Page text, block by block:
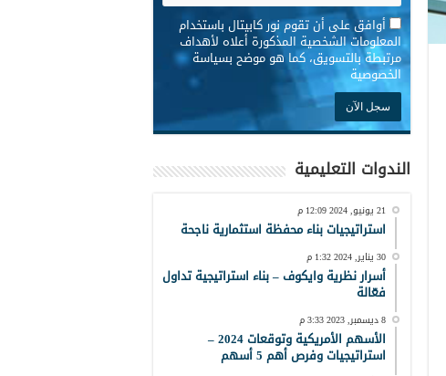
* أوافق على أن تقوم نور كابيتال باستخدام
المعلومات الشخصية المذكورة أعلاه لأهداف
مرتبطة بالتسويق، كما هو موضح بسياسة
الخصوصية
الندوات التعليمية
21 يونيو, 2024 12:09 م
استراتيجيات بناء محفظة استثمارية ناجحة
30 يناير, 2024 1:32 م
أسرار نظرية وايكوف – بناء استراتيجية تداول
فعّالة
8 ديسمبر, 2023 3:33 م
الأسهم الأمريكية وتوقعات 2024 –
استراتيجيات وفرص أهم 5 أسهم